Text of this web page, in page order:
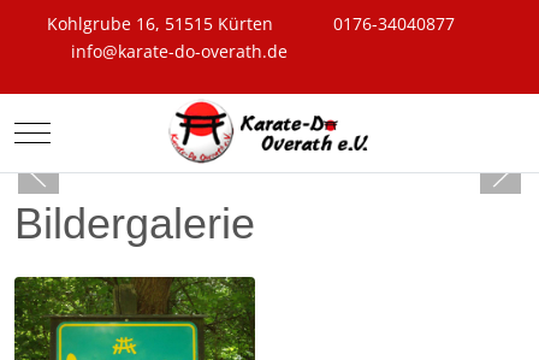
Kohlgrube 16, 51515 Kürten
0176-34040877
info@karate-do-overath.de
Mobile Menu Toggle
Bildergalerie